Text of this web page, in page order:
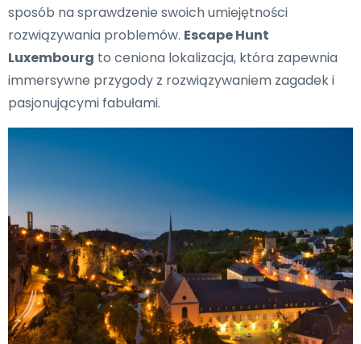
sposób na sprawdzenie swoich umiejętności
rozwiązywania problemów. Escape Hunt
Luxembourg to ceniona lokalizacja, która zapewnia
immersywne przygody z rozwiązywaniem zagadek i
pasjonującymi fabułami.